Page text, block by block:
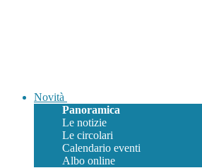
Novità
Panoramica
Le notizie
Le circolari
Calendario eventi
Albo online